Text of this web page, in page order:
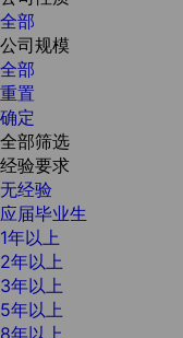
全部
公司规模
全部
重置
确定
全部筛选
经验要求
无经验
应届毕业生
1年以上
2年以上
3年以上
5年以上